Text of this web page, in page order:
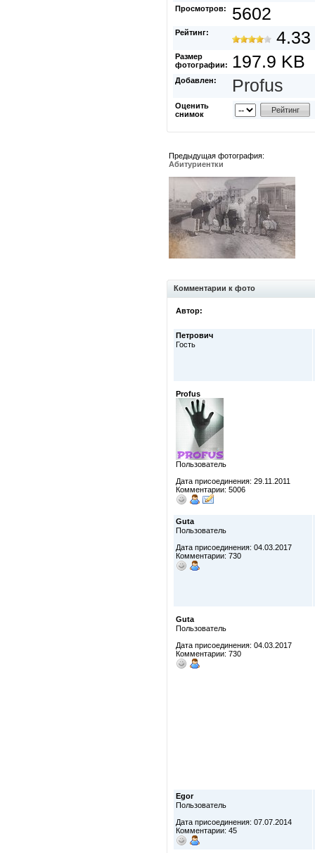
Просмотров: 5602
Рейтинг: 4.33
Размер
фотографии:
197.9 KB
Добавлен: Profus
Оценить
снимок
Предыдущая фотография:
Абитуриентки
Комментарии к фото
Автор:
Петрович
Гость
Profus
Пользователь
Дата присоединения: 29.11.2011
Комментарии: 5006
Guta
Пользователь
Дата присоединения: 04.03.2017
Комментарии: 730
Guta
Пользователь
Дата присоединения: 04.03.2017
Комментарии: 730
Egor
Пользователь
Дата присоединения: 07.07.2014
Комментарии: 45